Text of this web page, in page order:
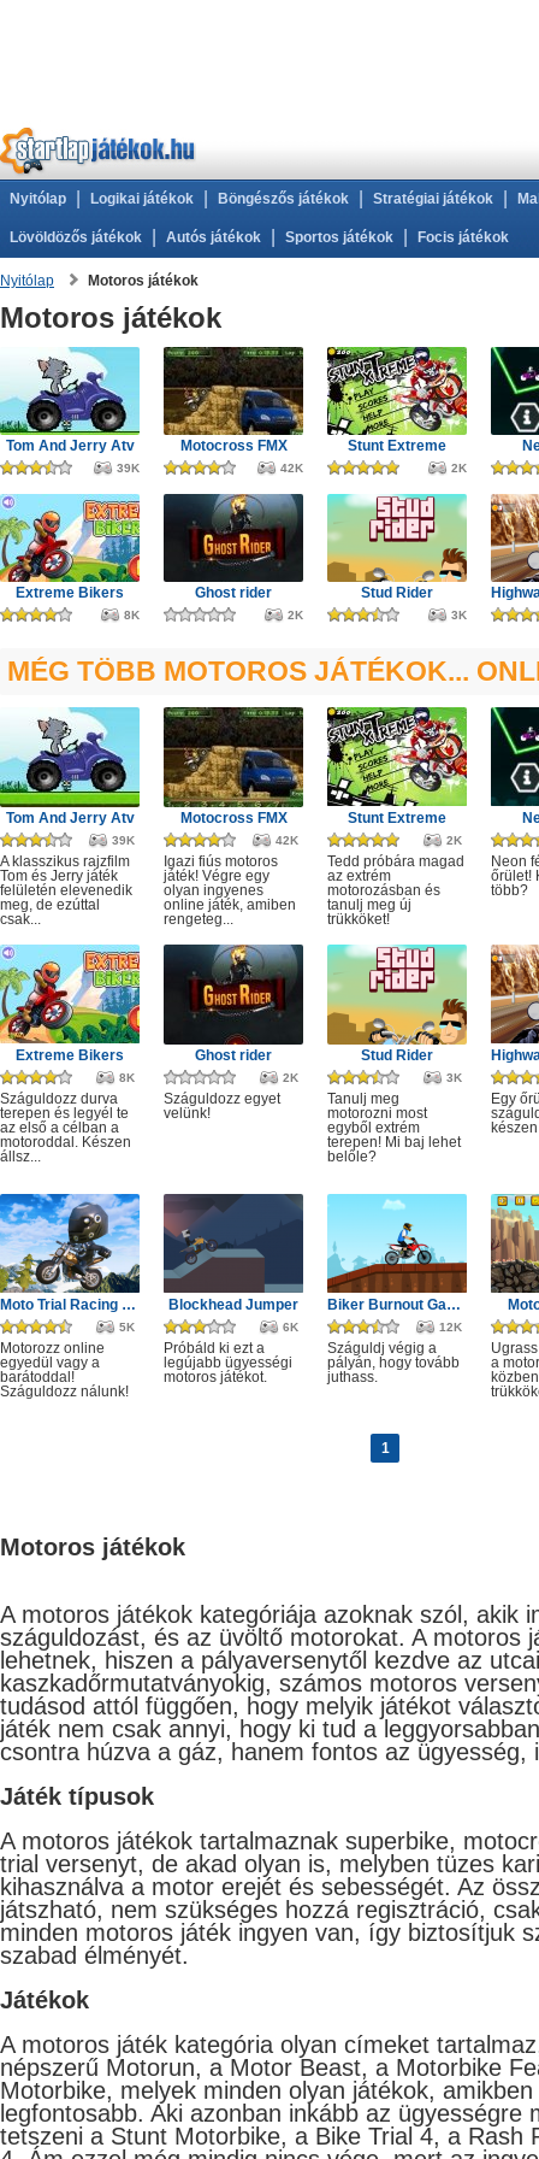
Nyitólap Logikai játékok Böngészős játékok Stratégiai játékok
Lövöldözős játékok Autós játékok Sportos játékok Focis játékok
Nyitólap Motoros játékok
Motoros játékok
Tom And Jerry Atv
39K
Motocross FMX
42K
Stunt Extreme
2K
Extreme Bikers
8K
Ghost rider
2K
Stud Rider
3K
MÉG TÖBB MOTOROS JÁTÉKOK...
Tom And Jerry Atv
39K
A klasszikus rajzfilm
Tom és Jerry játék
felületén elevenedik
meg, de ezúttal
csak...
Motocross FMX
42K
Igazi fiús motoros
játék! Végre egy
olyan ingyenes
online játék, amiben
rengeteg...
Stunt Extreme
2K
Tedd próbára magad
az extrém
motorozásban és
tanulj meg új
trükköket!
Neon
őrület!
több?
Extreme Bikers
8K
Száguldozz durva
terepen és legyél te
az első a célban a
motoroddal. Készen
állsz...
Ghost rider
2K
Száguldozz egyet
velünk!
Stud Rider
3K
Tanulj meg
motorozni most
egyből extrém
terepen! Mi baj lehet
belőle?
Egy
Moto Trial Racing 2: Two Player
5K
Motorozz online
egyedül vagy a
barátoddal!
Száguldozz nálunk!
Blockhead Jumper
6K
Próbáld ki ezt a
legújabb ügyességi
motoros játékot.
Biker Burnout Game
12K
Száguldj végig a
pályán, hogy tovább
juthass.
a
1
Motoros játékok
A motoros játékok kategóriája azoknak szól, akik
száguldozást, és az üvöltő motorokat. A motoros
lehetnek, hiszen a pályaversenytől kezdve az
kaszkadőrmutatványokig, számos motoros
tudásod attól függően, hogy melyik játékot
játék nem csak annyi, hogy ki tud a
csontra húzva a gáz, hanem fontos az ügyesség,
​Játék típusok
A motoros játékok tartalmaznak superbike,
trial versenyt, de akad olyan is, melyben tüzes
kihasználva a motor erejét és sebességét. Az
játszható, nem szükséges hozzá regisztráció,
minden motoros játék ingyen van, így biztosítjuk
szabad élményét.
Játékok
A motoros játék kategória olyan címeket
népszerű Motorun, a Motor Beast, a Motorbike
Motorbike, melyek minden olyan játékok,
legfontosabb. Aki azonban inkább az ügyességre
tetszeni a Stunt Motorbike, a Bike Trial 4, a Rash